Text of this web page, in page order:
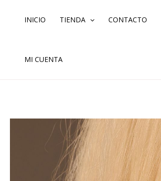
INICIO TIENDA CONTACTO
MI CUENTA